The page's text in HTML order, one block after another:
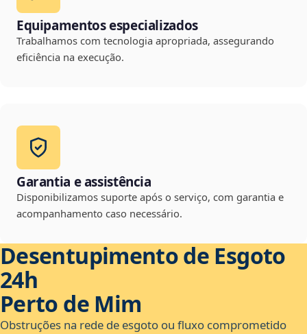
Equipamentos especializados
Trabalhamos com tecnologia apropriada, assegurando
eficiência na execução.
Garantia e assistência
Disponibilizamos suporte após o serviço, com garantia e
acompanhamento caso necessário.
Desentupimento de Esgoto
24h
Perto de Mim
Obstruções na rede de esgoto ou fluxo comprometido